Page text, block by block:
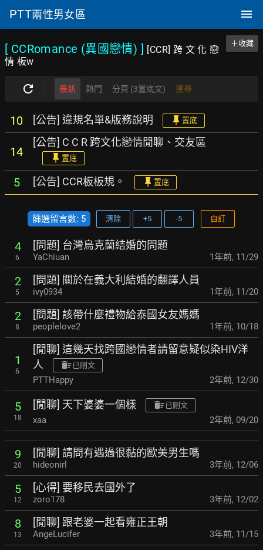
PTT兩性男女區
[ CCRomance (異國戀情) ] [CCR] 跨 文 化 戀
情 板w
＋收藏
最新 熱門 分頁 (3置底文) 搜尋
10 [公告] 違規名單&版務說明 置底
14
[公告] C C R 跨文化戀情閒聊、交友區
置底
5 [公告] CCR板板規。 置底
篩選留言數: 5 清除 +5 -5 自訂
4
6
[問題] 台灣烏克蘭結婚的問題
YaChiuan 1年前, 11/29
2
5
[問題] 關於在義大利結婚的翻譯人員
ivy0934 1年前, 11/20
2
8
[問題] 該帶什麼禮物給泰國女友媽媽
peoplelove2 1年前, 10/18
1
6
[閒聊] 這幾天找跨國戀情者請留意疑似染HIV洋
人
已刪文
PTTHappy 2年前, 12/30
5
18
[閒聊] 天下婆婆一個樣 已刪文
xaa 2年前, 09/20
9
20
[閒聊] 請問有遇過很黏的歐美男生嗎
hideonirl 3年前, 12/06
5
12
[心得] 要移民去國外了
zoro178 3年前, 12/02
8
13
[閒聊] 跟老婆一起看雍正王朝
AngeLucifer 3年前, 11/15